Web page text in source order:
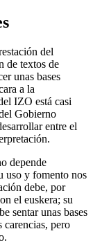
del
de textos de
unas bases
a la
IZO está casi
Gobierno
entre el
depende
uso y fomento nos
debe, por
el euskera; su
sentar unas bases
carencias, pero